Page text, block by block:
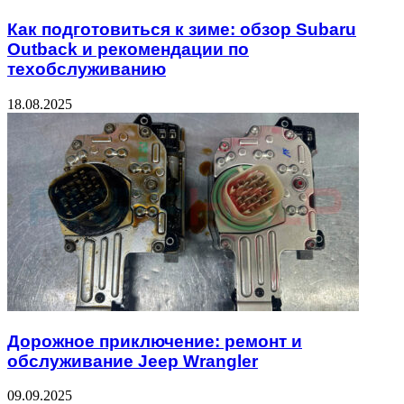
Как подготовиться к зиме: обзор Subaru
Outback и рекомендации по
техобслуживанию
18.08.2025
Дорожное приключение: ремонт и
обслуживание Jeep Wrangler
09.09.2025